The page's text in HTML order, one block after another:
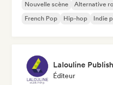
Nouvelle scène Alternative
French Pop
Hip-hop Indie
Lalouline
Éditeur